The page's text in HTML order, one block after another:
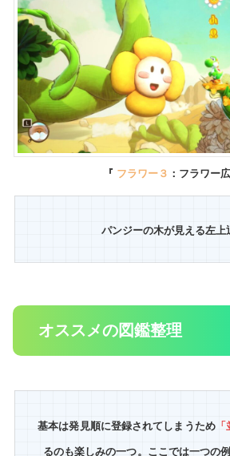
『 フラワー３ ：フラワー
パンジーの木が見える左上
オススメの図鑑整理
基本は発見順に登録されてしまうため「
るのも楽しみの一つ。ここでは一つの